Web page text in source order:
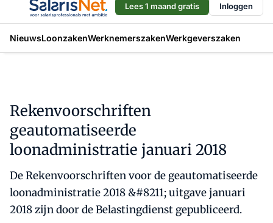
Lees 1 maand gratis Inloggen
NieuwsLoonzakenWerknemerszakenWerkgeverszaken
Rekenvoorschriften
geautomatiseerde
loonadministratie januari 2018
De Rekenvoorschriften voor de geautomatiseerde
loonadministratie 2018 &#8211; uitgave januari
2018 zijn door de Belastingdienst gepubliceerd.